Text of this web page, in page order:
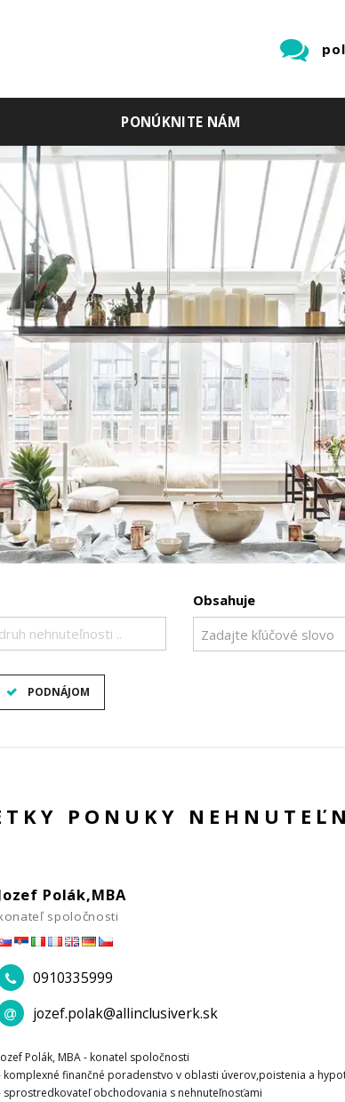
PONÚKNITE NÁM
nehnuteľnosti ..
Obsahuje
PODNÁJOM
PONUKY
Polák,MBA
spoločnosti
0910335999
jozef.polak@allinclusiverk.sk
Polák, MBA - konatel spoločnosti
komplexné finančné poradenstvo v oblasti úverov,poistenia a
sprostredkovateľ obchodovania s nehnuteľnosťami